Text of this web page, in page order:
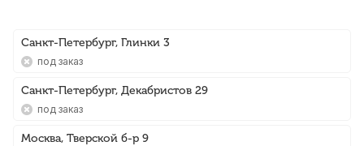
Санкт-Петербург, Глинки 3
Под заказ
Санкт-Петербург, Декабристов 29
Под заказ
Москва, Тверской б-р 9